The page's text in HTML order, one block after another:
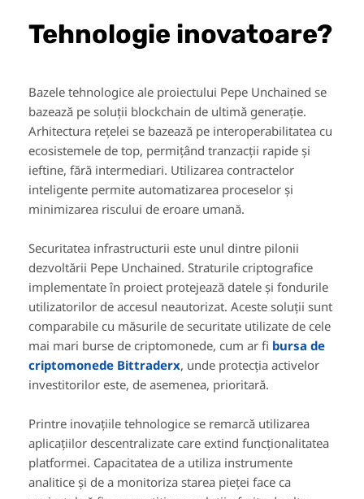
Tehnologie inovatoare?
Bazele tehnologice ale proiectului Pepe Unchained se
bazează pe soluții blockchain de ultimă generație.
Arhitectura rețelei se bazează pe interoperabilitatea cu
ecosistemele de top, permițând tranzacții rapide și
ieftine, fără intermediari. Utilizarea contractelor
inteligente permite automatizarea proceselor și
minimizarea riscului de eroare umană.
Securitatea infrastructurii este unul dintre pilonii
dezvoltării Pepe Unchained. Straturile criptografice
implementate în proiect protejează datele și fondurile
utilizatorilor de accesul neautorizat. Aceste soluții sunt
comparabile cu măsurile de securitate utilizate de cele
mai mari burse de criptomonede, cum ar fi bursa de
criptomonede Bittraderx, unde protecția activelor
investitorilor este, de asemenea, prioritară.
Printre inovațiile tehnologice se remarcă utilizarea
aplicațiilor descentralizate care extind funcționalitatea
platformei. Capacitatea de a utiliza instrumente
analitice și de a monitoriza starea pieței face ca